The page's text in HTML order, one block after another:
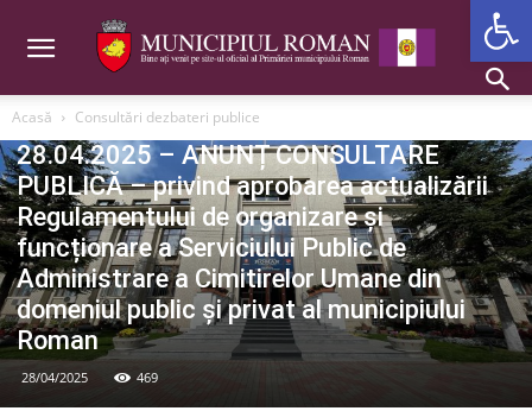
Acasă Consultări dezbateri publice
Consultări dezbateri publice
28.04.2025 – ANUNȚ CONSULTARE
PUBLICĂ – privind aprobarea actualizării
Regulamentului de organizare și
funcționare a Serviciului Public de
Administrare a Cimitirelor Umane din
domeniul public și privat al municipiului
Roman
28/04/2025 469